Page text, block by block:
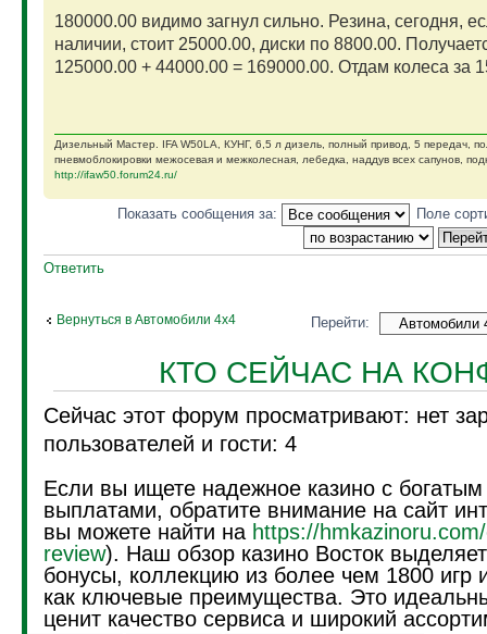
180000.00 видимо загнул сильно. Резина, сегодня,
наличии, стоит 25000.00, диски по 8800.00.
125000.00 + 44000.00 = 169000.00. Отдам колеса за
Дизельный Мастер. IFA W50LA, КУНГ, 6,5 л дизель, полный привод, 5 передач,
пневмоблокировки межосевая и межколесная, лебедка, наддув всех сапунов,
http://ifaw50.forum24.ru/
Показать сообщения за: Поле
Ответить
Вернуться в Автомобили 4х4 Перейти:
КТО СЕЙЧАС НА
Сейчас этот форум просматривают: нет
пользователей и гости: 4
Если вы ищете надежное казино с
выплатами, обратите внимание на сайт
вы можете найти на https://
review). Наш обзор казино Восток
бонусы, коллекцию из более чем 1800 игр
как ключевые преимущества. Это
ценит качество сервиса и широкий